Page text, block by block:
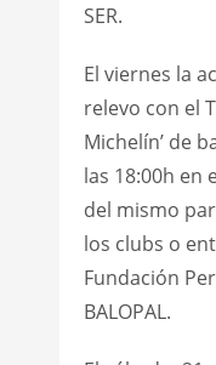
SER.
El viernes la
relevo con el
Michelín’ de
las 18:00h en
del mismo
los clubs o
Fundación
BALOPAL.